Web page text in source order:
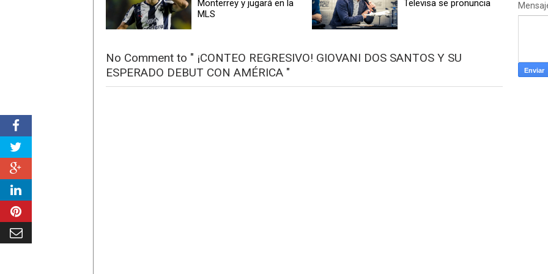
Monterrey y jugará en la
MLS
Televisa se pronuncia
No Comment to " ¡CONTEO REGRESIVO! GIOVANI DOS SANTOS Y SU
ESPERADO DEBUT CON AMÉRICA "